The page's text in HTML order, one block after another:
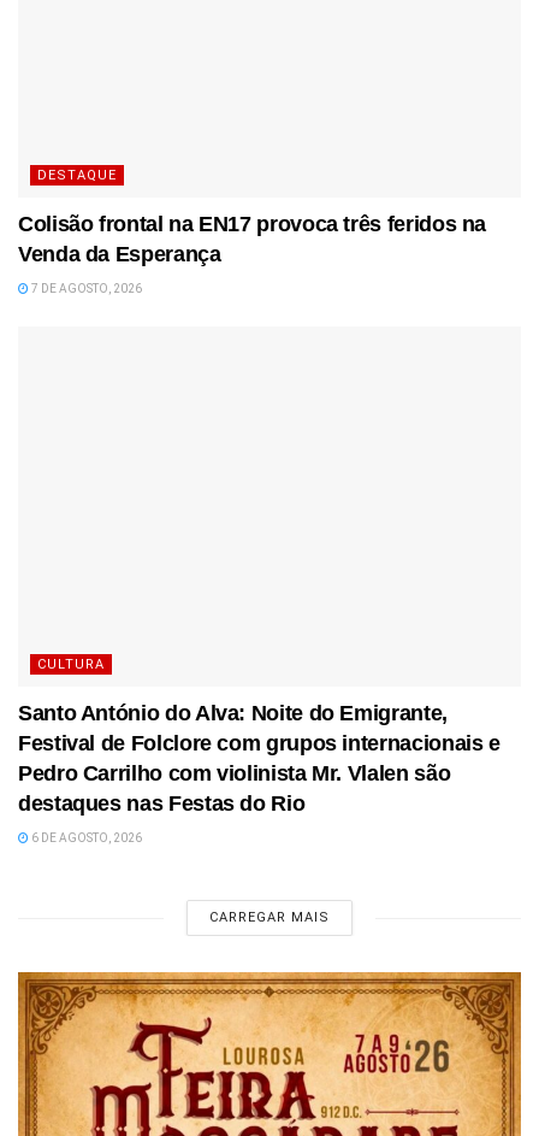
DESTAQUE
Colisão frontal na EN17 provoca três feridos na
Venda da Esperança
7 DE AGOSTO, 2026
CULTURA
Santo António do Alva: Noite do Emigrante,
Festival de Folclore com grupos internacionais e
Pedro Carrilho com violinista Mr. Vlalen são
destaques nas Festas do Rio
6 DE AGOSTO, 2026
CARREGAR MAIS